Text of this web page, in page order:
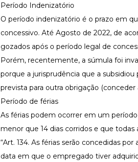
Período Indenizatório
O período indenizatório é o prazo em
concessivo. Até Agosto de 2022, de
gozados após o período legal de
Porém, recentemente, a súmula foi
porque a jurisprudência que a
prevista para outra obrigação (conceder
Período de férias
As férias podem ocorrer em um
menor que 14 dias corridos e que todas
“Art. 134. As férias serão concedidas
data em que o empregado tiver